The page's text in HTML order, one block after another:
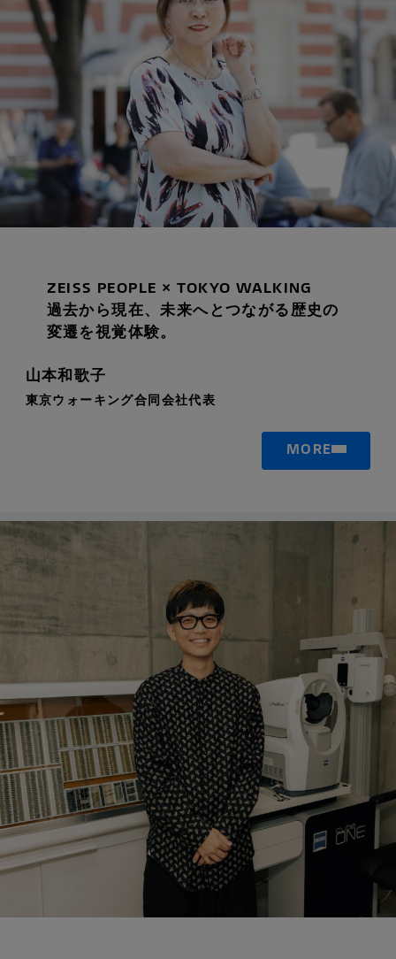
ZEISS PEOPLE × TOKYO WALKING
過去から現在、未来へとつながる歴史の
変遷を視覚体験。
山本和歌子
東京ウォーキング合同会社代表
MORE